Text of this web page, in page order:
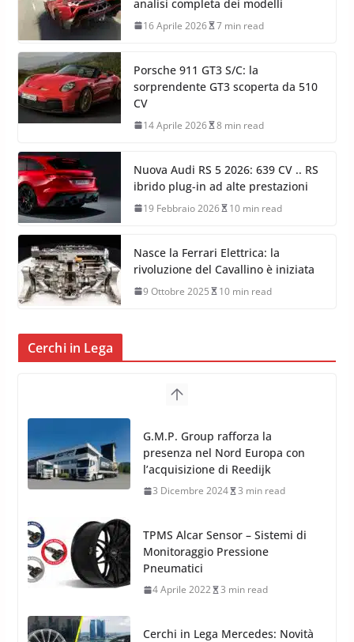
analisi completa dei modelli
16 Aprile 2026 7 min read
Porsche 911 GT3 S/C: la
sorprendente GT3 scoperta da 510
CV
14 Aprile 2026 8 min read
Nuova Audi RS 5 2026: 639 CV .. RS
ibrido plug-in ad alte prestazioni
19 Febbraio 2026 10 min read
Nasce la Ferrari Elettrica: la
rivoluzione del Cavallino è iniziata
9 Ottobre 2025 10 min read
Cerchi in Lega
TPMS Alcar Sensor – Sistemi di
Monitoraggio Pressione
Pneumatici
4 Aprile 2022 3 min read
Cerchi in Lega Mercedes: Novità
MAK 2019 – 2020
16 Settembre 2019
MAK FIVESTAR (2019)